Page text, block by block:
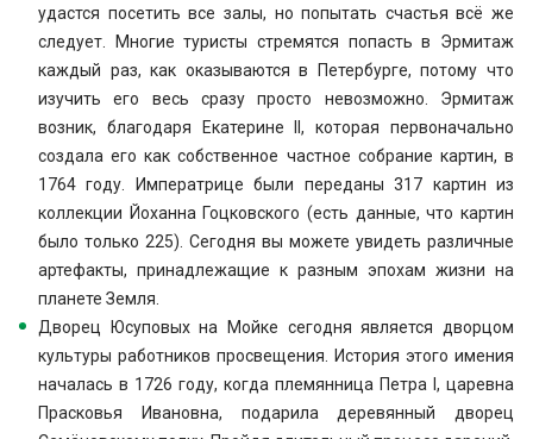
удастся посетить все залы, но попытать счастья всё же
следует. Многие туристы стремятся попасть в Эрмитаж
каждый раз, как оказываются в Петербурге, потому что
изучить его весь сразу просто невозможно. Эрмитаж
возник, благодаря Екатерине II, которая первоначально
создала его как собственное частное собрание картин, в
1764 году. Императрице были переданы 317 картин из
коллекции Йоханна Гоцковского (есть данные, что картин
было только 225). Сегодня вы можете увидеть различные
артефакты, принадлежащие к разным эпохам жизни на
планете Земля.
Дворец Юсуповых на Мойке сегодня является дворцом
культуры работников просвещения. История этого имения
началась в 1726 году, когда племянница Петра I, царевна
Прасковья Ивановна, подарила деревянный дворец